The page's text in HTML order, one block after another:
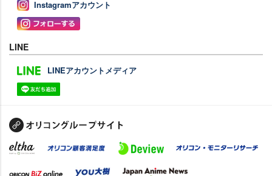
Instagramアカウント
LINE
LINEアカウントメディア